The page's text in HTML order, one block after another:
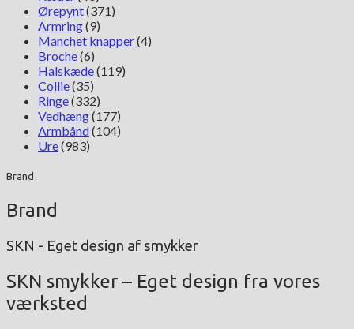
Ørepynt(371)
Armring(9)
Manchet knapper(4)
Broche(6)
Halskæde(119)
Collie(35)
Ringe(332)
Vedhæng(177)
Armbånd(104)
Ure(983)
Brand
Brand
SKN - Eget design af smykker
SKN smykker – Eget design fra vores
værksted